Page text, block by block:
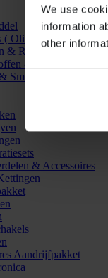
We use
information
other
( Olie & Filter)
& Reinigers
& Smeermiddelen
Smeermiddel
& Accessoires
Aandrijfpakket